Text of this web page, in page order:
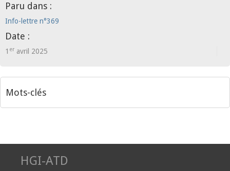
Paru dans :
Info-lettre n°369
Date :
1 er avril 2025
Mots-clés
HGI-ATD